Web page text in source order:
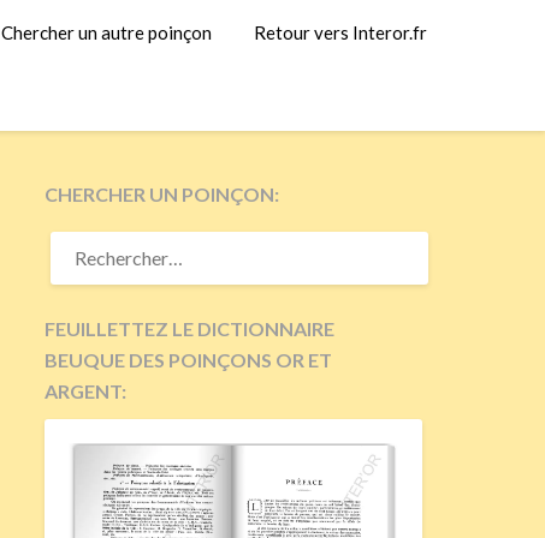
Chercher un autre poinçon Retour vers Interor.fr
CHERCHER UN POINÇON:
RECHERCHER :
FEUILLETTEZ LE DICTIONNAIRE
BEUQUE DES POINÇONS OR ET
ARGENT: